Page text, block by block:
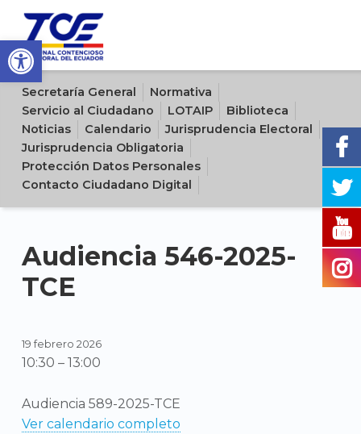
Open toolbar
Sitio oficial del Tribunal Contencioso Electoral del Ecuador
Secretaría General
Normativa
Servicio al Ciudadano
LOTAIP
Biblioteca
Noticias
Calendario
Jurisprudencia Electoral
Jurisprudencia Obligatoria
Protección Datos Personales
Contacto Ciudadano Digital
Audiencia 546-2025-
TCE
19 febrero 2026
10:30 – 13:00
Audiencia 589-2025-TCE
Ver calendario completo